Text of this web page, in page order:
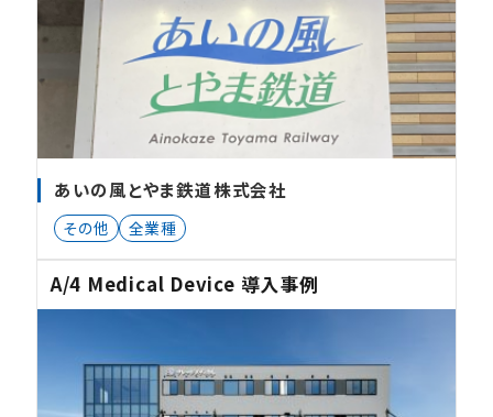
あいの風とやま鉄道株式会社
その他 全業種
A/4 Medical Device 導入事例